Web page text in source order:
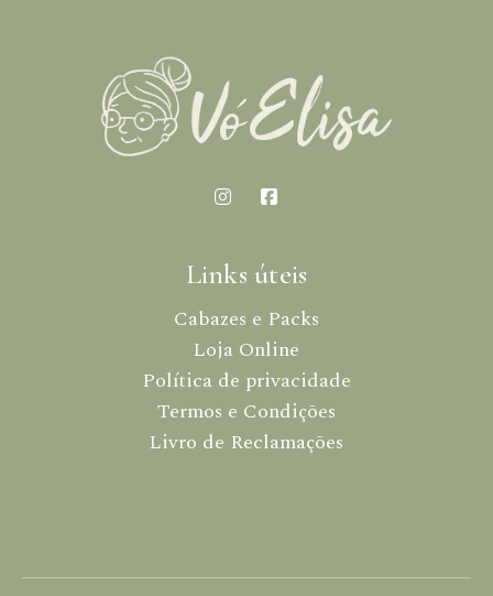
Links úteis
Cabazes e Packs
Loja Online
Política de privacidade
Termos e Condições
Livro de Reclamações